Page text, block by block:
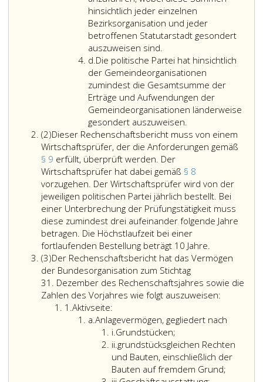
unterteilt
sich
in
Berichtsteile.
Die
Erstellung
des
jeweiligen
obliegt
der
Parteiorganisation.
Soweit
eine
Partei
im
Sinne
des
Paragraph
eins,
als
territoriale
(Landes-,
oder
nicht-
und
Bezirksorganisation
und
je
nach
einzelner
nicht-
territorialer
Gliederung
–
auszuweisen.
Der
Ausweis
hat
unabhängig
davon,
ob
diese
eigene
Rechtspersönlichkeit
besitzen
oder
selbst
Parteien
Sinne
des
Paragraph
eins,
sind,
5
in
einer
das
Immobilienvermögen
und
Kredite
und
Darlehen
von
dritter
Seite
über
€ 50.000,-
auszuweisen.
Dem
Rechnungshof
sind
außerhalb
des
Rechenschaftsberichts
Angaben
zur
des
Kredit-
oder
Darlehensgebers,
Kredit-
Landeshauptstädte
die
Erträge
und
Aufwendungen
gemäß
Absatz
4
und
5
auszuweisen.
hinsichtlich jeder einzelnen
Bezirksorganisation und jeder
betroffenen Statutarstadt gesondert
auszuweisen sind.
politische
Partei
hat
hinsichtlich
ihrer
Organisationen
auf
Bezirksebene
und
ihrer
Organisationen
auf
Ebene
der
Statutarstädte,
die
nicht
von
Litera
b,
sind,
abweichend
von
Absatz
4
d.Litera
d
Die politische Partei hat hinsichtlich
der Gemeindeorganisationen
zumindest die Gesamtsumme der
Erträge und Aufwendungen der
Gemeindeorganisationen länderweise
gesondert auszuweisen.
(2)Absatz
2
Dieser Rechenschaftsbericht muss von einem
Wirtschaftsprüfer, der die Anforderungen gemäß
§ 9 erfüllt, überprüft werden. Der
Wirtschaftsprüfer hat dabei gemäß § 8
vorzugehen. Der Wirtschaftsprüfer wird von der
jeweiligen politischen Partei jährlich bestellt. Bei
einer Unterbrechung der Prüfungstätigkeit muss
diese zumindest drei aufeinander folgende Jahre
betragen. Die Höchstlaufzeit bei einer
fortlaufenden Bestellung beträgt 10 Jahre.
von
einem
der
gemäß
Paragraph
(3)Absatz
3
Der Rechenschaftsbericht hat das Vermögen
der Bundesorganisation zum Stichtag
31. Dezember des Rechenschaftsjahres sowie die
Zahlen des Vorjahres wie folgt auszuweisen:
1.Ziffer
eins
Aktivseite:
a.Litera
Anlagevermögen, gegliedert nach
i.Litera
Grundstücken;
ii.Sub-
Litera,
i,
grundstücksgleichen Rechten
und Bauten, einschließlich der
Bauten auf fremdem Grund;